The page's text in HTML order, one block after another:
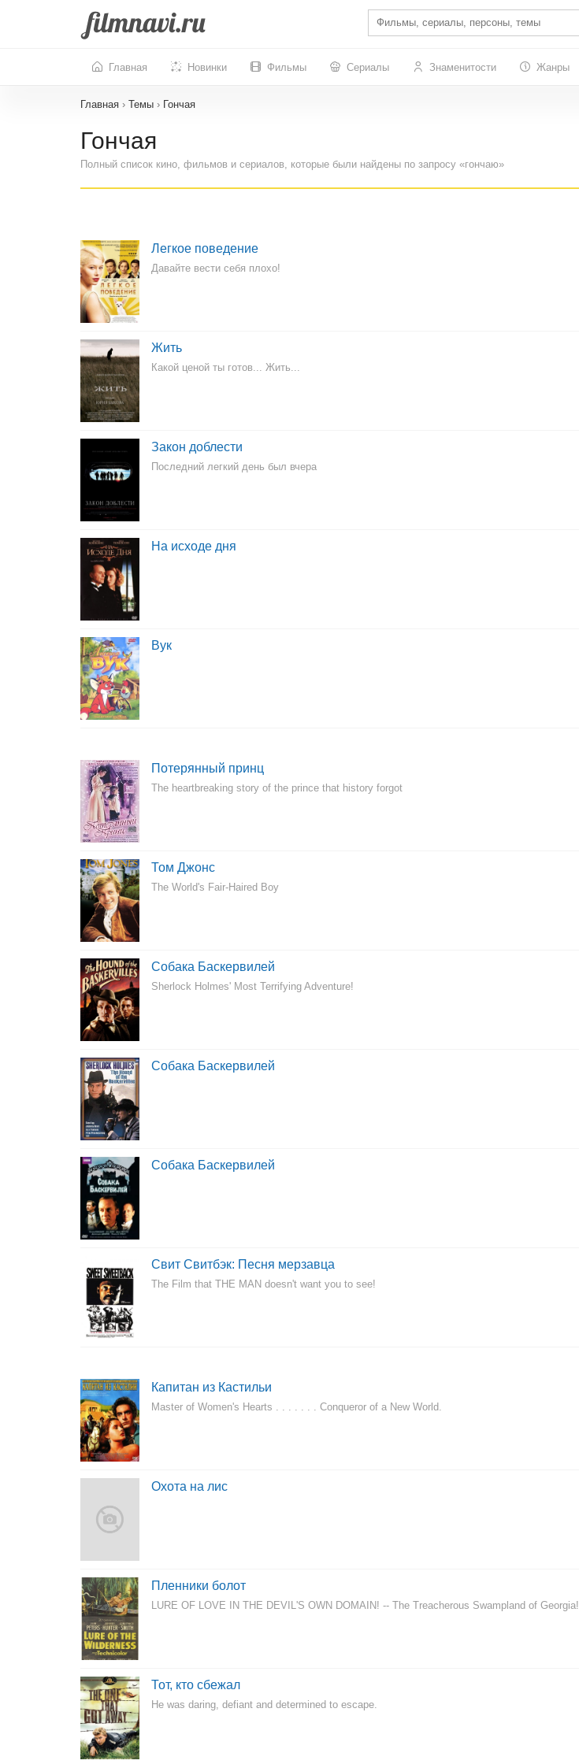
Главная Новинки Фильмы Сериалы Знаменитости Жанры
Главная › Темы › Гончая
Гончая
Полный список кино, фильмов и сериалов, которые были найдены по запросу «гончаю»
Легкое поведение
Давайте вести себя плохо!
Жить
Какой ценой ты готов... Жить...
Закон доблести
Последний легкий день был вчера
На исходе дня
Вук
Потерянный принц
The heartbreaking story of the prince that history forgot
Том Джонс
The World's Fair-Haired Boy
Собака Баскервилей
Sherlock Holmes' Most Terrifying Adventure!
Собака Баскервилей
Собака Баскервилей
Свит Свитбэк: Песня мерзавца
The Film that THE MAN doesn't want you to see!
Капитан из Кастильи
Master of Women's Hearts . . . . . . . Conqueror of a New World.
Охота на лис
Пленники болот
LURE OF LOVE IN THE DEVIL'S OWN DOMAIN! -- The Treacherous Swampland of Georgia!
Тот, кто сбежал
He was daring, defiant and determined to escape.